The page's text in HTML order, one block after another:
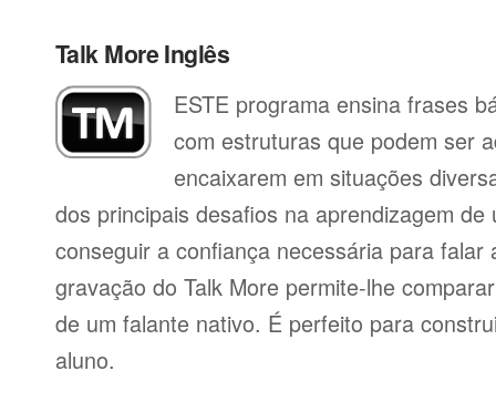
Talk More Inglês
ESTE programa ensina frases
com estruturas que podem ser
encaixarem em situações
dos principais desafios na aprendizagem
conseguir a confiança necessária para
gravação do Talk More permite-lhe
de um falante nativo. É perfeito para
aluno.